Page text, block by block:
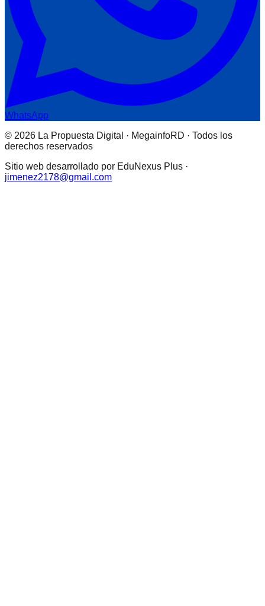
WhatsApp
© 2026 La Propuesta Digital · MegainfoRD · Todos los
derechos reservados
Sitio web desarrollado por EduNexus Plus ·
jimenez2178@gmail.com